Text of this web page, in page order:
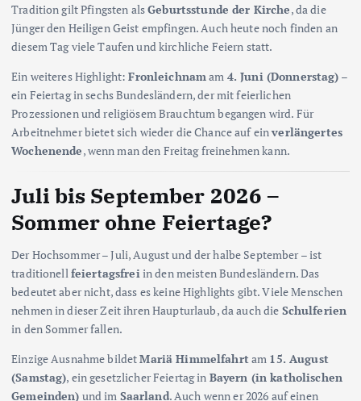
Tradition gilt Pfingsten alsGeburtsstunde der Kirche, da die
Jünger den Heiligen Geist empfingen. Auch heute noch finden an
diesem Tag viele Taufen und kirchliche Feiern statt.
Ein weiteres Highlight:Fronleichnamam 4. Juni (Donnerstag) –
ein Feiertag in sechs Bundesländern, der mit feierlichen
Prozessionen und religiösem Brauchtum begangen wird. Für
Arbeitnehmer bietet sich wieder die Chance auf einverlängertes
Wochenende, wenn man den Freitag freinehmen kann.
Juli bis September 2026 –
Sommer ohne Feiertage?
Der Hochsommer – Juli, August und der halbe September – ist
traditionellfeiertagsfreiin den meisten Bundesländern. Das
bedeutet aber nicht, dass es keine Highlights gibt. Viele Menschen
nehmen in dieser Zeit ihren Haupturlaub, da auch die Schulferien
in den Sommer fallen.
Einzige Ausnahme bildetMariä Himmelfahrtam 15. August
(Samstag), ein gesetzlicher Feiertag in Bayern (in katholischen
Gemeinden) und im Saarland. Auch wenn er 2026 auf einen